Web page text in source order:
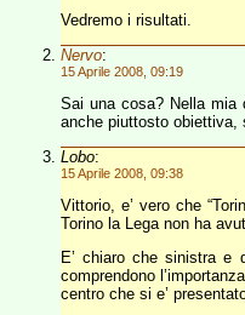
Vedremo i risultati.
Nervo:
15 Aprile 2008, 09:19
Sai una cosa? Nella mia
anche piuttosto obiettiva,
Lobo:
15 Aprile 2008, 09:38
Vittorio, e’ vero che
Torino la Lega non ha
E’ chiaro che sinistra e
comprendono
centro che si e’